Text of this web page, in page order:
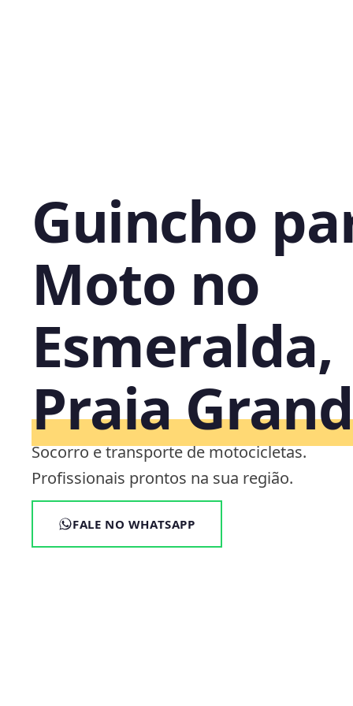
Guincho
Moto no
Esmeralda,
Praia
Socorro e transporte de motocicletas.
Profissionais prontos na sua região.
FALE NO WHATSAPP